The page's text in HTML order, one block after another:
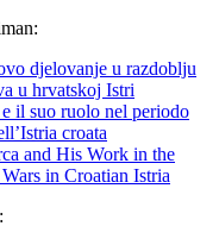
djelovanje u razdoblju
u hrvatskoj Istri
il suo ruolo nel periodo
croata
and His Work in the
in Croatian Istria